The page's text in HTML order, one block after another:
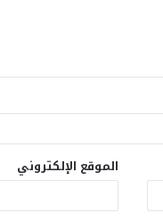
الموقع الإلكتروني